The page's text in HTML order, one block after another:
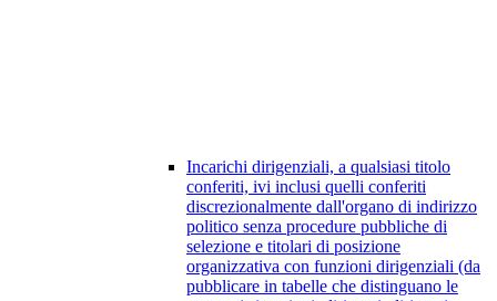
Incarichi dirigenziali, a qualsiasi titolo
conferiti, ivi inclusi quelli conferiti
discrezionalmente dall'organo di indirizzo
politico senza procedure pubbliche di
selezione e titolari di posizione
organizzativa con funzioni dirigenziali (da
pubblicare in tabelle che distinguano le